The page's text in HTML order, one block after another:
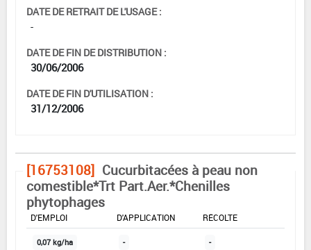
DATE DE RETRAIT DE L'USAGE :
-
DATE DE FIN DE DISTRIBUTION :
30/06/2006
DATE DE FIN D'UTILISATION :
31/12/2006
[16753108] Cucurbitacées à peau non
comestible*Trt Part.Aer.*Chenilles
phytophages
DOSE MAX
D'EMPLOI
D'APPLICATION
RÉCOLTE
0,07 kg/ha - -